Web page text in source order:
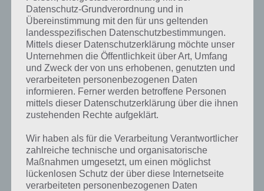
Kurze Begriffserklärung zur Lösung
Komponist
Komponist ist die Lösung für das tägliche Bonus Rätsel am 11.3.2022
in 4 Bilder 1 Wort, doch welche Bedeutung hat dieses eigentlich und
was gibt es dazu zu wissen? Passt das Wort auch zu Licht, Kamera,
Action? Zu bestimmten Lösungen präsentieren wir daher auch
immer eine kurze Begriffserklärung!
Datenschutz-Grundverordnung und in
Übereinstimmung mit den für uns geltenden
landesspezifischen Datenschutzbestimmungen.
Mittels dieser Datenschutzerklärung möchte unser
Unternehmen die Öffentlichkeit über Art, Umfang
und Zweck der von uns erhobenen, genutzten und
verarbeiteten personenbezogenen Daten
informieren. Ferner werden betroffene Personen
mittels dieser Datenschutzerklärung über die ihnen
zustehenden Rechte aufgeklärt.
Wir haben als für die Verarbeitung Verantwortlicher
zahlreiche technische und organisatorische
Maßnahmen umgesetzt, um einen möglichst
lückenlosen Schutz der über diese Internetseite
verarbeiteten personenbezogenen Daten